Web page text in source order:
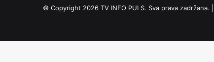
© Copyright 2026 TV INFO PULS. Sva prava zadržana. |